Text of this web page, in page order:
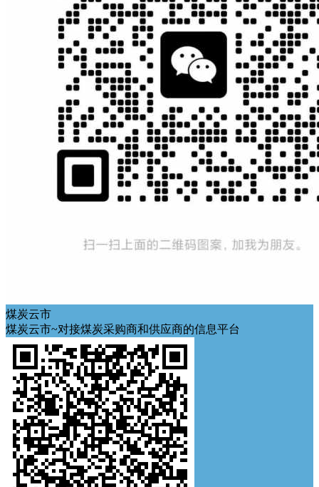
煤炭云市
煤炭云市~对接煤炭采购商和供应商的信息平台